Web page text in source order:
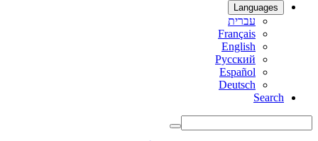
Languages
עברית
Français
English
Русский
Español
Deutsch
Search